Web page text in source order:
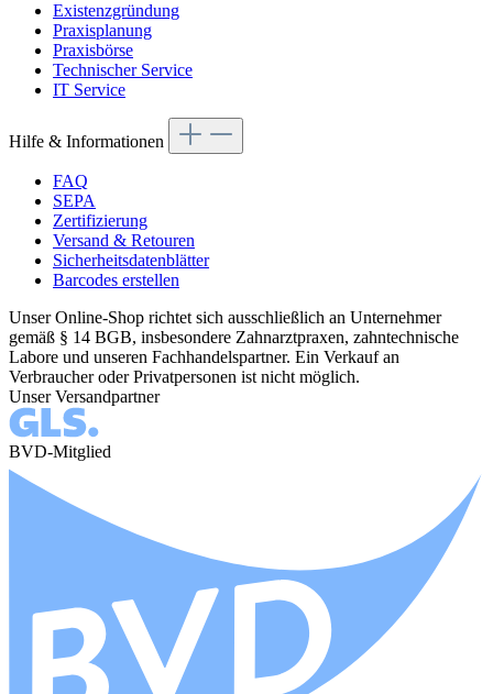
Existenzgründung
Praxisplanung
Praxisbörse
Technischer Service
IT Service
Hilfe & Informationen
FAQ
SEPA
Zertifizierung
Versand & Retouren
Sicherheitsdatenblätter
Barcodes erstellen
Unser Online-Shop richtet sich ausschließlich an Unternehmer
gemäß § 14 BGB, insbesondere Zahnarztpraxen, zahntechnische
Labore und unseren Fachhandelspartner. Ein Verkauf an
Verbraucher oder Privatpersonen ist nicht möglich.
Unser Versandpartner
BVD-Mitglied